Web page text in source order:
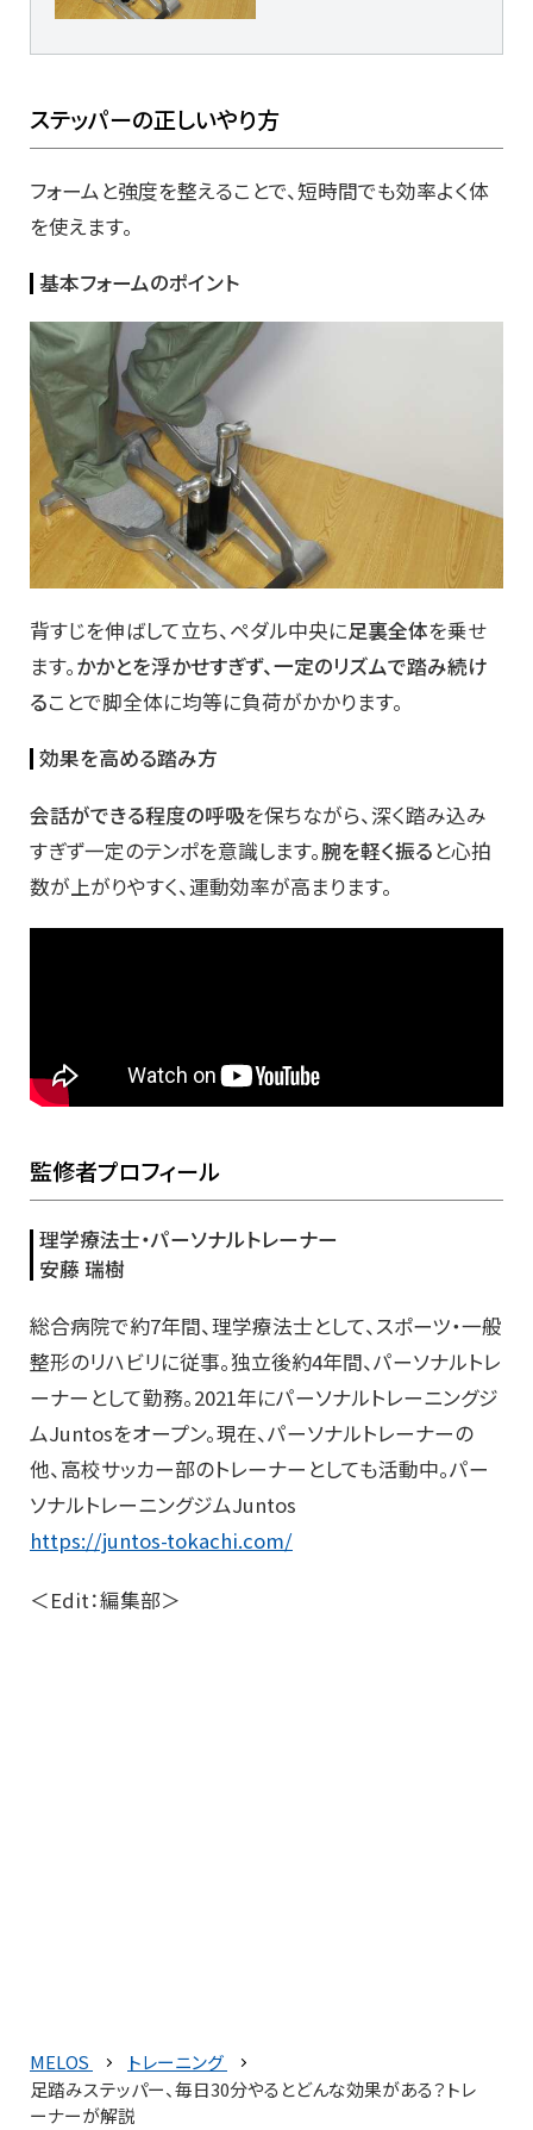
ステッパーの正しいやり方
フォームと強度を整えることで、短時間でも効率よく体
を使えます。
基本フォームのポイント
背すじを伸ばして立ち、ペダル中央に足裏全体を乗せ
ます。かかとを浮かせすぎず、一定のリズムで踏み続け
ることで脚全体に均等に負荷がかかります。
効果を高める踏み方
会話ができる程度の呼吸を保ちながら、深く踏み込み
すぎず一定のテンポを意識します。腕を軽く振ると心拍
数が上がりやすく、運動効率が高まります。
監修者プロフィール
理学療法士・パーソナルトレーナー
安藤 瑞樹
総合病院で約7年間、理学療法士として、スポーツ・一般
整形のリハビリに従事。独立後約4年間、パーソナルトレ
ーナーとして勤務。2021年にパーソナルトレーニングジ
ムJuntosをオープン。現在、パーソナルトレーナーの
他、高校サッカー部のトレーナーとしても活動中。パー
ソナルトレーニングジムJuntos
https://juntos-tokachi.com/
＜Edit：編集部＞
MELOS
トレーニング
足踏みステッパー、毎日30分やるとどんな効果がある？トレ
ーナーが解説